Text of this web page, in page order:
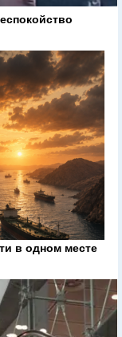
в одном месте